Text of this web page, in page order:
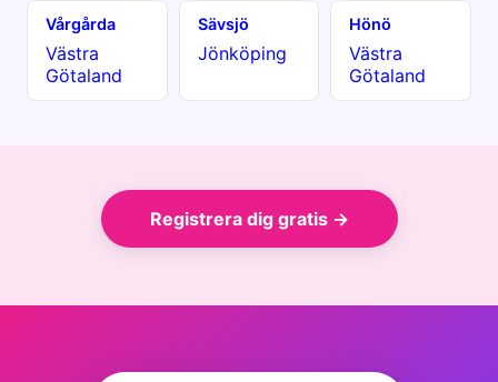
Vårgårda
Västra
Götaland
Sävsjö
Jönköping
Hönö
Västra
Götaland
Registrera dig gratis →